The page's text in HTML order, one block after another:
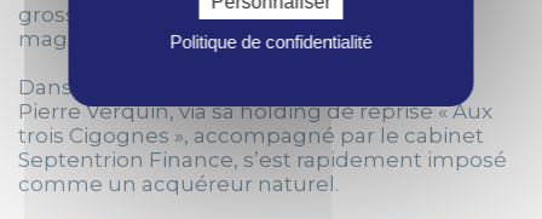
grossistes et spécialisés et de chaînes de
magasins.
Dans le cadre d’un process compétitif, Luc-
Pierre Verquin, via sa holding de reprise « Aux
trois Cigognes », accompagné par le cabinet
Septentrion Finance, s’est rapidement imposé
comme un acquéreur naturel.
Politique de confidentialité